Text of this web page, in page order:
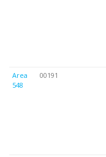
Area
548
00191